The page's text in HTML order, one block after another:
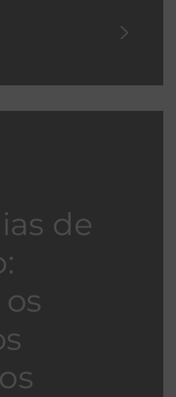
de